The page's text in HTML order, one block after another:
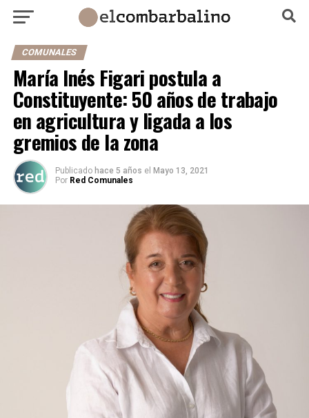
COMUNALES
María Inés Figari postula a
Constituyente: 50 años de trabajo
en agricultura y ligada a los
gremios de la zona
Publicado hace 5 años el Mayo 13, 2021
Por Red Comunales